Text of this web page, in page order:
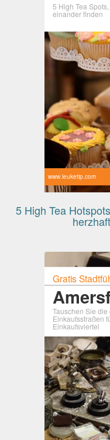
5 High Tea
einander finden
www.leuketip.com
5 High Tea
Gratis
Tauschen Sie die
Einkaufsstraßen
Einkaufsviertel